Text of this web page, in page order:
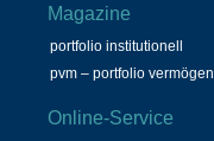
Magazine
portfolio institutionell
pvm – portfolio
Online-Service